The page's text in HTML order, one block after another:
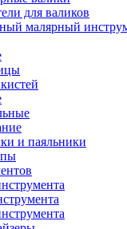
для валиков
малярный
и паяльники